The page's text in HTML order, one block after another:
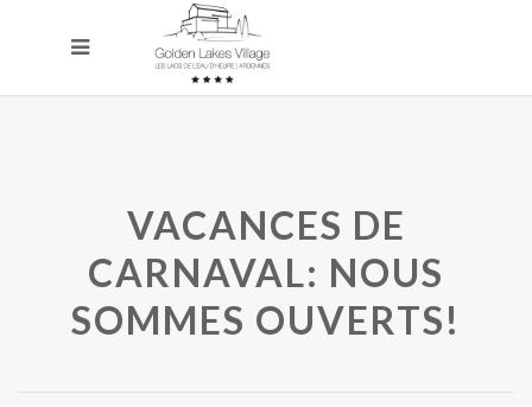
VACANCES DE
CARNAVAL: NOUS
SOMMES OUVERTS!